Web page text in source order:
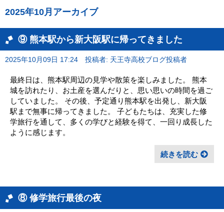
2025年10月アーカイブ
⑨ 熊本駅から新大阪駅に帰ってきました
2025年10月09日 17:24 投稿者: 天王寺高校ブログ投稿者
最終日は、熊本駅周辺の見学や散策を楽しみました。 熊本
城を訪れたり、お土産を選んだりと、思い思いの時間を過ご
していました。 その後、予定通り熊本駅を出発し、新大阪
駅まで無事に帰ってきました。 子どもたちは、充実した修
学旅行を通して、多くの学びと経験を得て、一回り成長した
ように感じます。
続きを読む
⑧ 修学旅行最後の夜